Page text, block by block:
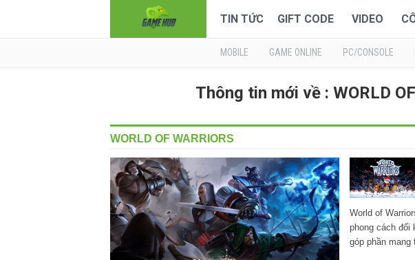
TIN TỨC GIFT CODE VIDEO
MOBILE GAME ONLINE PC/CONSOLE
Thông tin mới về : WORLD
WORLD OF WARRIORS
World of
phong cách đối
góp phần